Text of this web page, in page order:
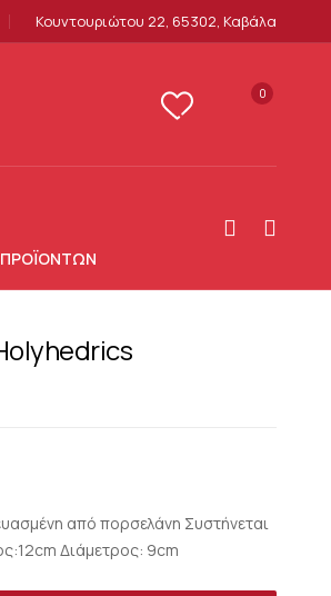
Κουντουριώτου 22, 65302, Καβάλα
0
από πορσελάνη Συστήνεται
Διάμετρος: 9cm